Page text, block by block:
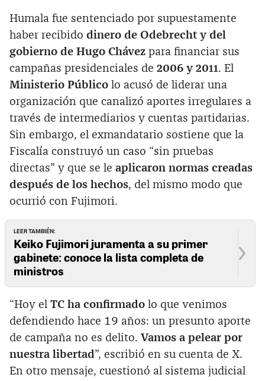
Humala fue sentenciado por supuestamente
haber recibido dinero de Odebrecht y del
gobierno de Hugo Chávez para financiar sus
campañas presidenciales de 2006 y 2011. El
Ministerio Público lo acusó de liderar una
organización que canalizó aportes irregulares a
través de intermediarios y cuentas partidarias.
Sin embargo, el exmandatario sostiene que la
Fiscalía construyó un caso “sin pruebas
directas” y que se le aplicaron normas creadas
después de los hechos, del mismo modo que
ocurrió con Fujimori.
LEER TAMBIÉN:
Keiko Fujimori juramenta a su primer
gabinete: conoce la lista completa de
ministros
“Hoy el TC ha confirmado lo que venimos
defendiendo hace 19 años: un presunto aporte
de campaña no es delito. Vamos a pelear por
nuestra libertad”, escribió en su cuenta de X.
En otro mensaje, cuestionó al sistema judicial